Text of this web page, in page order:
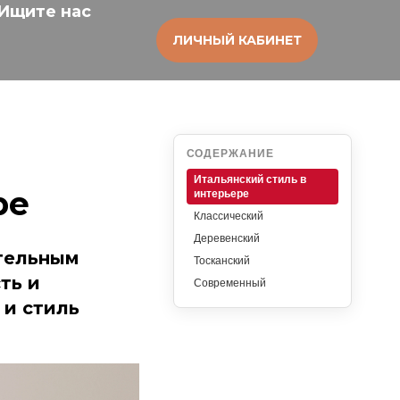
ЛИЧНЫЙ КАБИНЕТ
нас
и
стиль
СОДЕРЖАНИЕ
Итальянский стиль в
интерьере
Классический
Деревенский
Тосканский
Современный